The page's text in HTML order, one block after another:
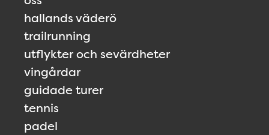
hallands väderö
trailrunning
utflykter och sevärdheter
vingårdar
guidade turer
tennis
padel